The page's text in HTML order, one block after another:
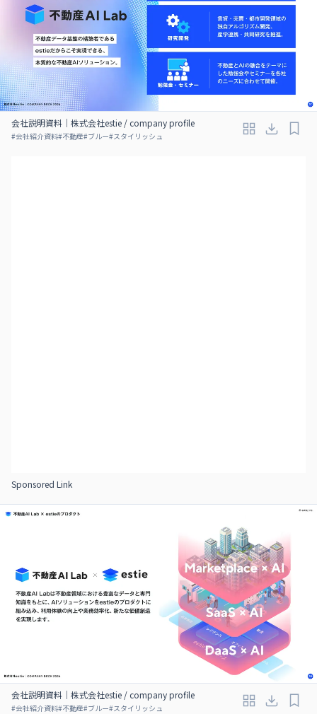
会社説明資料｜株式会社estie / company profile
#会社紹介資料#不動産#ブルー#スタイリッシュ
Sponsored Link
会社説明資料｜株式会社estie / company profile
#会社紹介資料#不動産#ブルー#スタイリッシュ